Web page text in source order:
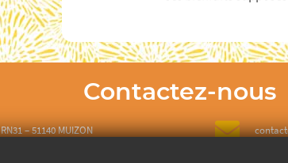
Contactez-nous
RN31 – 51140 MUIZON